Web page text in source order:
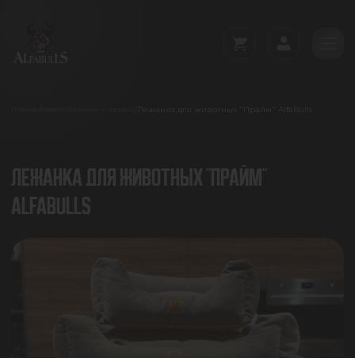
Лежанка для животных "Прайм" AlfaBulls
ЛЕЖАНКА ДЛЯ ЖИВОТНЫХ "ПРАЙМ"
ALFABULLS